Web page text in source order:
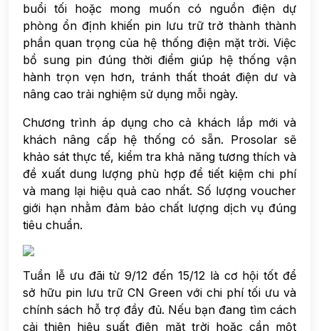
buổi tối hoặc mong muốn có nguồn điện dự
phòng ổn định khiến pin lưu trữ trở thành thành
phần quan trọng của hệ thống điện mặt trời. Việc
bổ sung pin đúng thời điểm giúp hệ thống vận
hành trọn vẹn hơn, tránh thất thoát điện dư và
nâng cao trải nghiệm sử dụng mỗi ngày.
Chương trình áp dụng cho cả khách lắp mới và
khách nâng cấp hệ thống có sẵn. Prosolar sẽ
khảo sát thực tế, kiểm tra khả năng tương thích và
đề xuất dung lượng phù hợp để tiết kiệm chi phí
và mang lại hiệu quả cao nhất. Số lượng voucher
giới hạn nhằm đảm bảo chất lượng dịch vụ đúng
tiêu chuẩn.
Tuần lễ ưu đãi từ 9/12 đến 15/12 là cơ hội tốt để
sở hữu pin lưu trữ CN Green với chi phí tối ưu và
chính sách hỗ trợ đầy đủ. Nếu bạn đang tìm cách
cải thiện hiệu suất điện mặt trời hoặc cần một